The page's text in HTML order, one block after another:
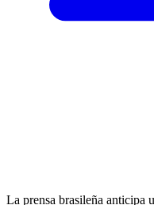
La prensa brasileña anticipa